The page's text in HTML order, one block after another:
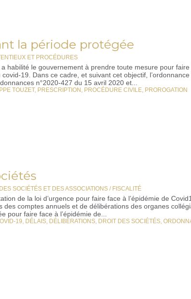
la période protégée
ET PROCÉDURES
habilité le gouvernement à prendre toute mesure pour
19. Dans ce cadre, et suivant cet objectif,
n°2020-427 du 15 avril 2020 et...
TOUZET, PRESCRIPTION , PROCÉDURE CIVILE, PROROGATION
SOCIÉTÉS ET DES ASSOCIATIONS / FISCALITÉ
de la loi d’urgence pour faire face à l’épidémie de
des comptes annuels et de délibérations des organes
pour faire face à l’épidémie de...
19, DÉLAIS, DÉLIBÉRATIONS, DROIT DES SOCIÉTÉS,